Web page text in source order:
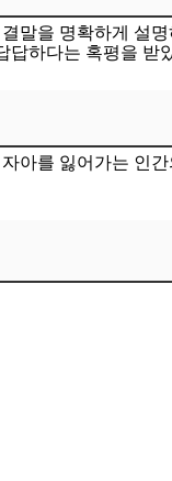
말을 명확하게 설
답하다는 혹평을 받
아를 잃어가는 인